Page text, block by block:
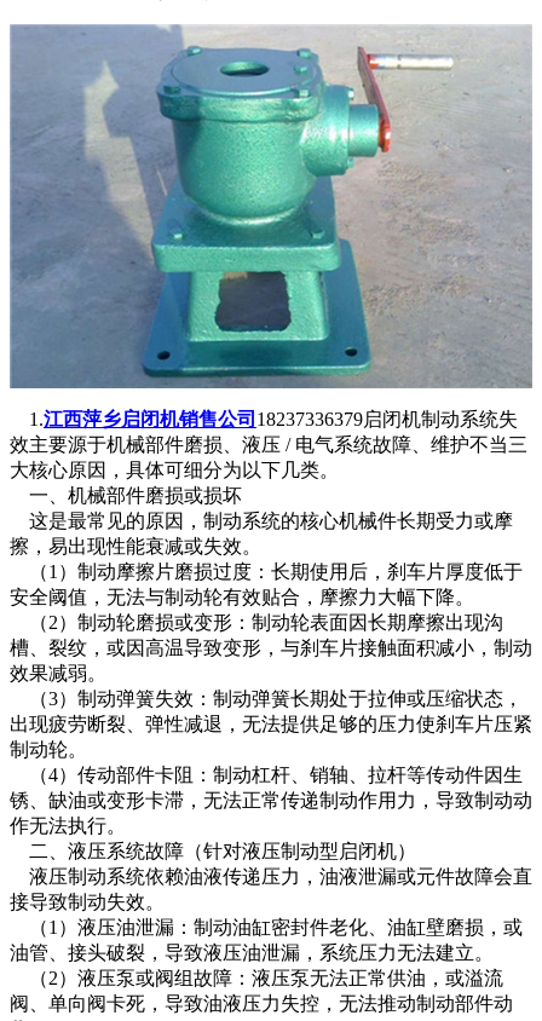
1.江西萍乡启闭机销售公司 18237336379启闭机制动系统失
效主要源于机械部件磨损、液压 / 电气系统故障、维护不当三
大核心原因，具体可细分为以下几类。
一、机械部件磨损或损坏
这是最常见的原因，制动系统的核心机械件长期受力或摩
擦，易出现性能衰减或失效。
（1）制动摩擦片磨损过度：长期使用后，刹车片厚度低于
安全阈值，无法与制动轮有效贴合，摩擦力大幅下降。
（2）制动轮磨损或变形：制动轮表面因长期摩擦出现沟
槽、裂纹，或因高温导致变形，与刹车片接触面积减小，制动
效果减弱。
（3）制动弹簧失效：制动弹簧长期处于拉伸或压缩状态，
出现疲劳断裂、弹性减退，无法提供足够的压力使刹车片压紧
制动轮。
（4）传动部件卡阻：制动杠杆、销轴、拉杆等传动件因生
锈、缺油或变形卡滞，无法正常传递制动作用力，导致制动动
作无法执行。
二、液压系统故障（针对液压制动型启闭机）
液压制动系统依赖油液传递压力，油液泄漏或元件故障会直
接导致制动失效。
（1）液压油泄漏：制动油缸密封件老化、油缸壁磨损，或
油管、接头破裂，导致液压油泄漏，系统压力无法建立。
（2）液压泵或阀组故障：液压泵无法正常供油，或溢流
阀、单向阀卡死，导致油液压力失控，无法推动制动部件动